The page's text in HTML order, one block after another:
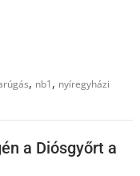
, nb1, nyíregyházi
a Diósgyőrt a